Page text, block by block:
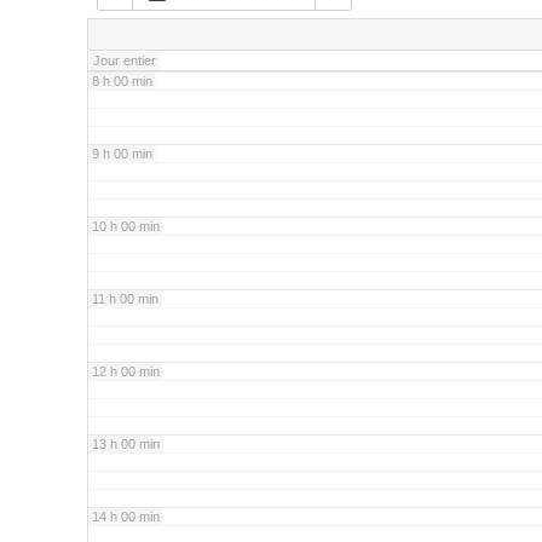
Jour entier
7 h 00 min
8 h 00 min
9 h 00 min
10 h 00 min
11 h 00 min
12 h 00 min
13 h 00 min
14 h 00 min